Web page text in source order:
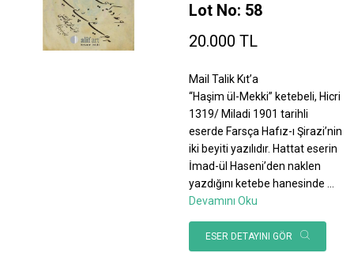
Lot No: 58
20.000 TL
Mail Talik Kıt’a
“Haşim ül-Mekki” ketebeli, Hicri
1319/ Miladi 1901 tarihli
eserde Farsça Hafız-ı Şirazi’nin
iki beyiti yazılıdır. Hattat eserin
İmad-ül Haseni’den naklen
yazdığını ketebe hanesinde
Devamını Oku
ESER DETAYINI GÖR